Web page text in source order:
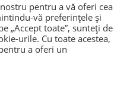
REZERVATE
ADĂMIȚĂ
pentru a vă oferi cea
vă preferințele și
„Accept toate”, sunteți de
urile. Cu toate acestea,
a oferi un